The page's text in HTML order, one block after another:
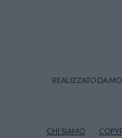
REALIZZATO DA
CHI SIAMO